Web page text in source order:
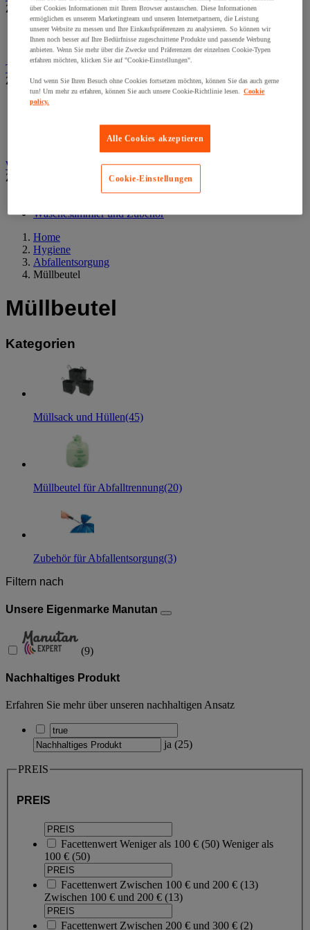
Zur gesamten Produktgruppe
Handhygiene
Körperpflege
Toilettenpapier und Papiertücher
Zur gesamten Produktgruppe
Box mit Kosmetiktüchern
Kleine Rolle und Paket mit C-Falzung
Toilettenpapierspender
Wäschewagen und Wäschesammler
Zur gesamten Produktgruppe
Wäschesammler und Zubehör
Home
Hygiene
Abfallentsorgung
Müllbeutel
Müllbeutel
Kategorien
Müllsack und Hüllen(45)
Müllbeutel für Abfalltrennung(20)
Zubehör für Abfallentsorgung(3)
Filtern nach
Unsere Eigenmarke Manutan
(9)
Nachhaltiges Produkt
Erfahren Sie mehr über unseren nachhaltigen Ansatz
ja (25)
PREIS
PREIS
Facettenwert Weniger als 100 € (50) Weniger als
100 € (50)
Facettenwert Zwischen 100 € und 200 € (13)
Zwischen 100 € und 200 € (13)
Facettenwert Zwischen 200 € und 300 € (2)
über Cookies Informationen mit Ihrem Browser austauschen. Diese Informationen
ermöglichen es unserem Marketingteam und unseren Internetpartnern, die Leistung
unserer Website zu messen und Ihre Einkaufspräferenzen zu analysieren. So können wir
Ihnen noch besser auf Ihre Bedürfnisse zugeschnittene Produkte und passende Werbung
anbieten. Wenn Sie mehr über die Zwecke und Präferenzen der einzelnen Cookie-Typen
erfahren möchten, klicken Sie auf "Cookie-Einstellungen".
Und wenn Sie Ihren Besuch ohne Cookies fortsetzen möchten, können Sie das auch gerne
tun! Um mehr zu erfahren, können Sie auch unsere Cookie-Richtlinie lesen. Cookie
policy.
Alle Cookies akzeptieren
Cookie-Einstellungen